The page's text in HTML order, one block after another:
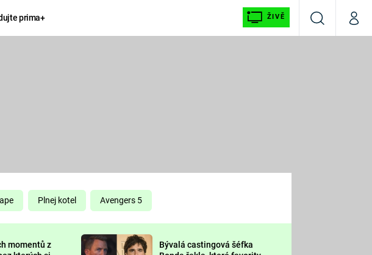
prima+ ŽIVĚ
VyhledáváníMůj
KOMEDIE
CHUCK
NORRIS
DEADPOOL
Prima LAJK
Plnej kotel Avengers 5
momentů z
Bývalá castingová šéfka